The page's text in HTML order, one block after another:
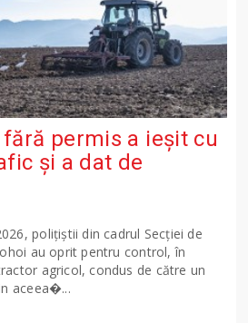
permis a ieșit cu
și a dat de
polițiștii din cadrul Secției de
au oprit pentru control, în
agricol, condus de către un
aceea�...